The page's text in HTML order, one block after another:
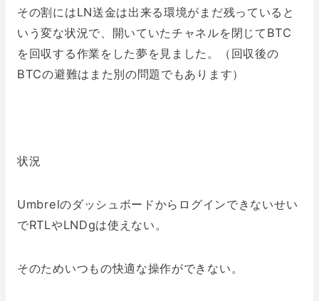
その割にはLN送金は出来る環境がまだ残っていると
いう変な状況で、開いていたチャネルを閉じてBTC
を回収する作業をした夢を見ました。（回収後の
BTCの避難はまた別の問題でもあります）
状況
Umbrelのダッシュボードからログインできないせい
でRTLやLNDgは使えない。
そのためいつもの快適な操作ができない。